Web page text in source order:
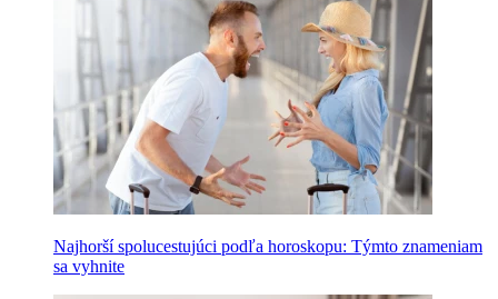
Najhorší spolucestujúci podľa horoskopu: Týmto znameniam
sa vyhnite